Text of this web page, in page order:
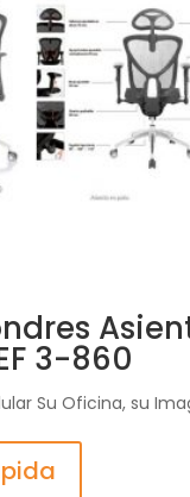
3-860
Su Oficina, su